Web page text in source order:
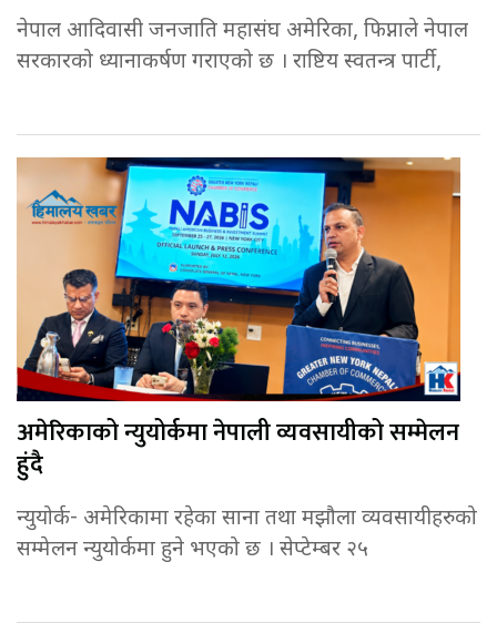
नेपाल आदिवासी जनजाति महासंघ अमेरिका, फिप्नाले नेपाल
सरकारको ध्यानाकर्षण गराएको छ । राष्टिय स्वतन्त्र पार्टी,
अमेरिकाको न्युयोर्कमा नेपाली व्यवसायीको सम्मेलन
हुंदै
न्युयोर्क- अमेरिकामा रहेका साना तथा मझौला व्यवसायीहरुको
सम्मेलन न्युयोर्कमा हुने भएको छ । सेप्टेम्बर २५